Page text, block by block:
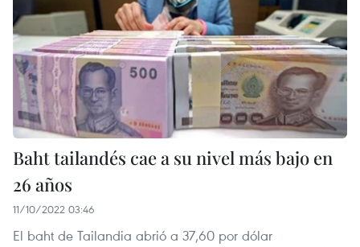
Baht tailandés cae a su nivel más bajo en
26 años
11/10/2022 03:46
El baht de Tailandia abrió a 37,60 por dólar